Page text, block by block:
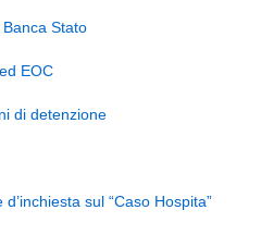
Stato
EOC
di detenzione
sul “Caso Hospita”